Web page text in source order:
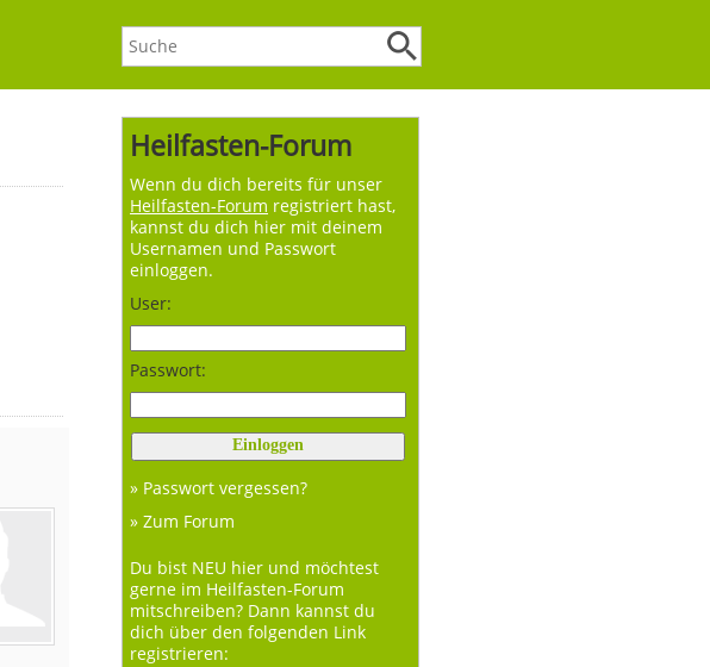
Heilfasten-Forum
Wenn du dich bereits für unser
Heilfasten-Forum registriert hast,
kannst du dich hier mit deinem
Usernamen und Passwort
einloggen.
User:
Passwort:
» Passwort vergessen?
» Zum Forum
Du bist NEU hier und möchtest
gerne im Heilfasten-Forum
mitschreiben? Dann kannst du
dich über den folgenden Link
registrieren: